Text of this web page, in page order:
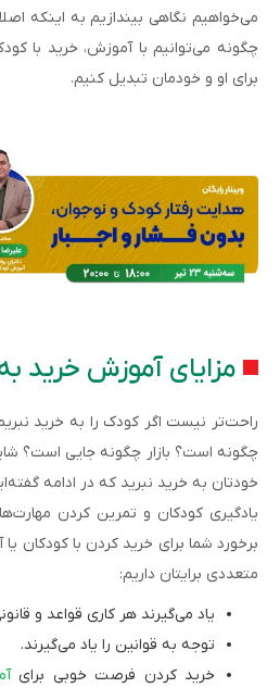
می‌خواهیم نگاهی بیندازیم به اینکه
چگونه می‌توانیم با آموزش، خرید با
برای او و خودمان تبدیل کنیم.
مزایای آموزش خرید
راحت‌تر نیست اگر کودک را به خرید
چگونه است؟ بازار چگونه جایی است؟
خودتان به خرید نبرید که در ادامه
یادگیری کودکان و تمرین کردن
برخورد شما برای خرید کردن با کودکان
متعددی برایتان داریم:
یاد می‌گیرند هر کاری قواعد و
توجه به قوانین را یاد می‌گیرند.
خرید کردن فرصت خوبی برای